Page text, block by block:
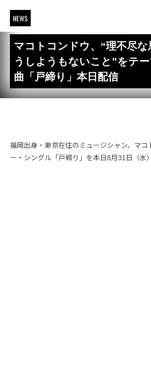
NEWS
マコトコンドウ、“理不尽な
うしようもないこと”をテ
曲「戸締り」本日配信
福岡出身・東京在住のミュージシャン、マコ
ー・シングル「戸締り」を本日8月31日（水